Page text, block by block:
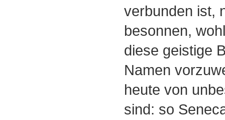
verbunden ist,
besonnen,
diese geistige
Namen
heute von
sind: so